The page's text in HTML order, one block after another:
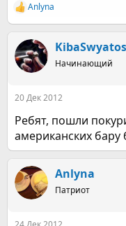
Р
е
к
ц
и
Anlyna
Начинающий
20 Дек 2012
Ребят, пошли
американских бару
Anlyna
Патриот